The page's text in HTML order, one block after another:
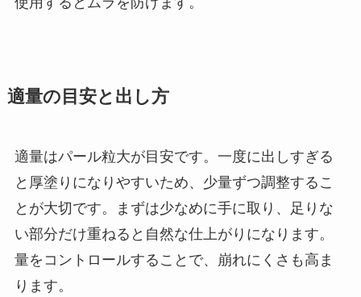
適量の目安と出し方
適量はパール粒大が目安です。一度に出しすぎる
と厚塗りになりやすいため、少量ずつ調整するこ
とが大切です。まずは少なめに手に取り、足りな
い部分だけ重ねると自然な仕上がりになります。
量をコントロールすることで、崩れにくさも高ま
ります。